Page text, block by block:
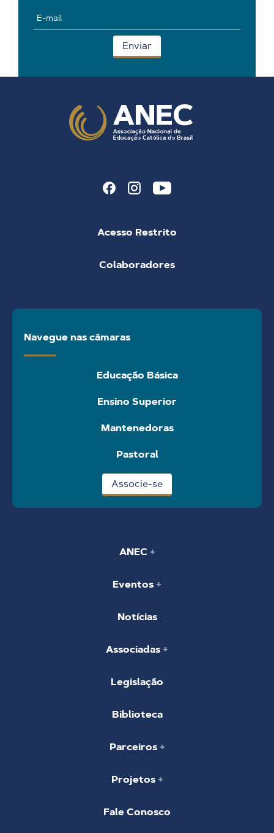
Acesso Restrito
Colaboradores
Navegue nas câmaras
Educação Básica
Ensino Superior
Mantenedoras
Pastoral
Associe-se
ANEC
Eventos
Notícias
Associadas
Legislação
Biblioteca
Parceiros
Projetos
Fale Conosco